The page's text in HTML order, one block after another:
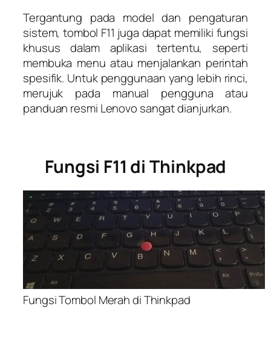
Tergantung pada model dan pengaturan
sistem, tombol F11 juga dapat memiliki fungsi
khusus dalam aplikasi tertentu, seperti
membuka menu atau menjalankan perintah
spesifik. Untuk penggunaan yang lebih rinci,
merujuk pada manual pengguna atau
panduan resmi Lenovo sangat dianjurkan.
Fungsi F11 di Thinkpad
Fungsi Tombol Merah di Thinkpad